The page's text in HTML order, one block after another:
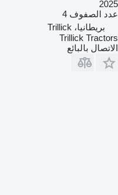
2025
عدد الصفوف 4
بريطانيا، Trillick
Trillick Tractors
الاتصال بالبائع